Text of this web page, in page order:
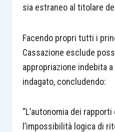
sia estraneo al titolare
Facendo propri tutti i
Cassazione esclude
appropriazione indebita
indagato, concludendo:
“L’autonomia dei
l’impossibilità logica di